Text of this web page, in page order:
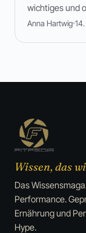
wichtiges und
Anna Hartwig
Wissen, das
Das
Performance.
Ernährung und
Hype.